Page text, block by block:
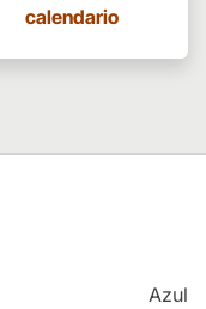
calendario
Azul